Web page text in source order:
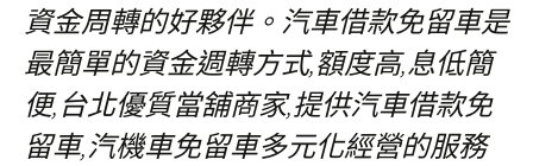
資金周轉的好夥伴。汽車借款免留車是
最簡單的資金週轉方式,額度高,息低簡
便,台北優質當舖商家,提供汽車借款免
留車,汽機車免留車多元化經營的服務